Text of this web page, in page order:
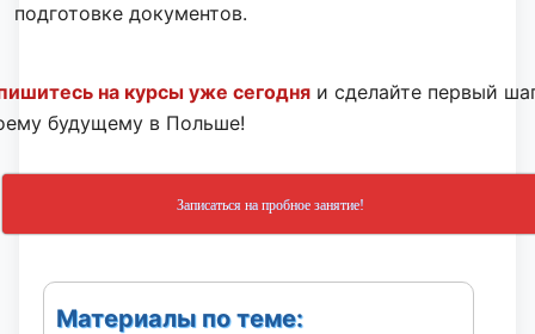
подготовке документов.
на курсы уже сегодняи сделайте первый
будущему в Польше!
Записаться на пробное занятие!
Материалы по теме: